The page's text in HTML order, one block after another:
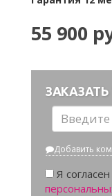
55 900
Добавить
Я согласен